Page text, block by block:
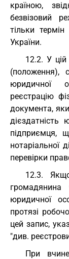
країною,
безвізовий
тільки
України.
12.2. У цій
(положення),
юридичної
реєстрацію
документа,
дієздатність
підприємця,
нотаріальної
перевірки
12.3.
громадянина
юридичної
протязі
цей запис,
"див.
При